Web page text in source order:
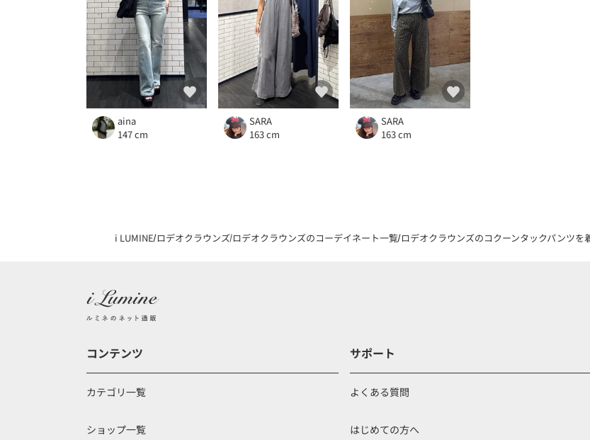
aina
147 cm
SARA
163 cm
SARA
163 cm
i LUMINE ロデオクラウンズ ロデオクラウンズのコーデイネート一覧ロデオクラウンズのコクーンタックパンツを
コンテンツ
カテゴリ一覧
ショップ一覧
サポート
よくある質問
はじめての方へ